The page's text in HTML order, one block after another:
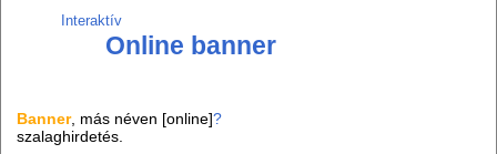
Interaktív
Online banner
Banner, más néven [online]?
szalaghirdetés.